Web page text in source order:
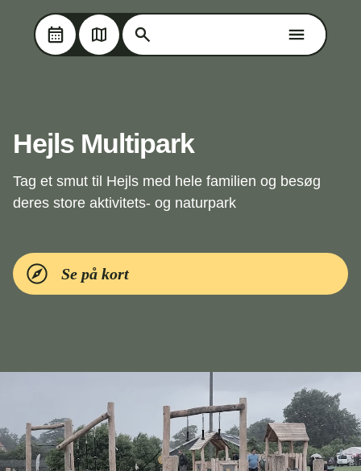
Skip til hovedindholdet
Søg på Oplev Kolding
Søg på Oplev Kolding
Hejls Multipark
Tag et smut til Hejls med hele familien og besøg
deres store aktivitets- og naturpark
Se på kort